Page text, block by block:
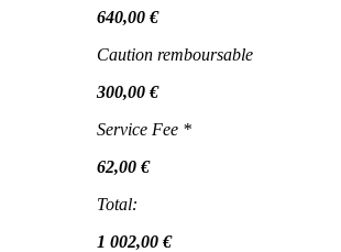
640,00 €
Caution remboursable
300,00 €
Service Fee *
62,00 €
Total:
1 002,00 €